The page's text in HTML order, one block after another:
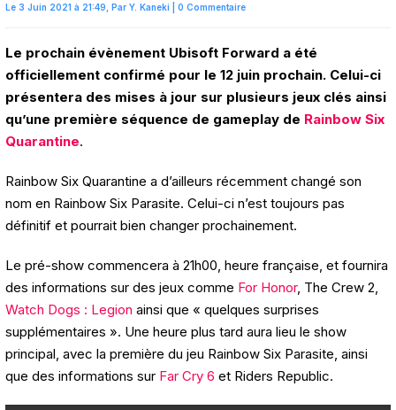
Le 3 Juin 2021 à 21:49, Par Y. Kaneki 0 Commentaire
Le prochain évènement Ubisoft Forward a été
officiellement confirmé pour le 12 juin prochain. Celui-ci
présentera des mises à jour sur plusieurs jeux clés ainsi
qu’une première séquence de gameplay de Rainbow Six
Quarantine.
Rainbow Six Quarantine a d’ailleurs récemment changé son
nom en Rainbow Six Parasite. Celui-ci n’est toujours pas
définitif et pourrait bien changer prochainement.
Le pré-show commencera à 21h00, heure française, et fournira
des informations sur des jeux comme For Honor, The Crew 2,
Watch Dogs : Legion ainsi que « quelques surprises
supplémentaires ». Une heure plus tard aura lieu le show
principal, avec la première du jeu Rainbow Six Parasite, ainsi
que des informations sur Far Cry 6 et Riders Republic.